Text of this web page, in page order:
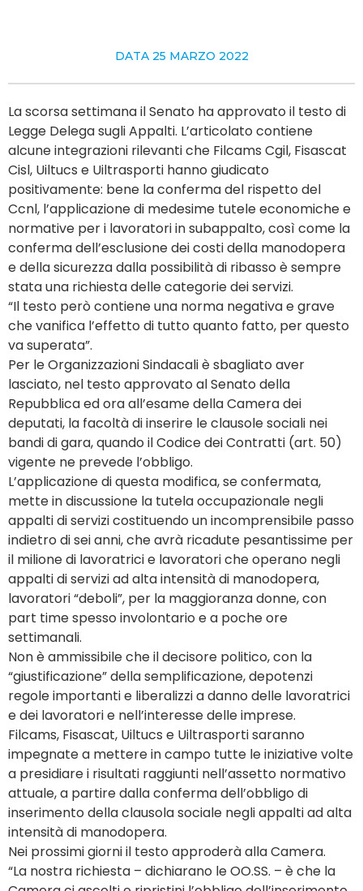
DATA 25 MARZO 2022
La scorsa settimana il Senato ha approvato il testo di
Legge Delega sugli Appalti. L’articolato contiene
alcune integrazioni rilevanti che Filcams Cgil, Fisascat
Cisl, Uiltucs e Uiltrasporti hanno giudicato
positivamente: bene la conferma del rispetto del
Ccnl, l’applicazione di medesime tutele economiche e
normative per i lavoratori in subappalto, così come la
conferma dell’esclusione dei costi della manodopera
e della sicurezza dalla possibilità di ribasso è sempre
stata una richiesta delle categorie dei servizi.
“Il testo però contiene una norma negativa e grave
che vanifica l’effetto di tutto quanto fatto, per questo
va superata”.
Per le Organizzazioni Sindacali è sbagliato aver
lasciato, nel testo approvato al Senato della
Repubblica ed ora all’esame della Camera dei
deputati, la facoltà di inserire le clausole sociali nei
bandi di gara, quando il Codice dei Contratti (art. 50)
vigente ne prevede l’obbligo.
L’applicazione di questa modifica, se confermata,
mette in discussione la tutela occupazionale negli
appalti di servizi costituendo un incomprensibile passo
indietro di sei anni, che avrà ricadute pesantissime per
il milione di lavoratrici e lavoratori che operano negli
appalti di servizi ad alta intensità di manodopera,
lavoratori “deboli”, per la maggioranza donne, con
part time spesso involontario e a poche ore
settimanali.
Non è ammissibile che il decisore politico, con la
“giustificazione” della semplificazione, depotenzi
regole importanti e liberalizzi a danno delle lavoratrici
e dei lavoratori e nell’interesse delle imprese.
Filcams, Fisascat, Uiltucs e Uiltrasporti saranno
impegnate a mettere in campo tutte le iniziative volte
a presidiare i risultati raggiunti nell’assetto normativo
attuale, a partire dalla conferma dell’obbligo di
inserimento della clausola sociale negli appalti ad alta
intensità di manodopera.
Nei prossimi giorni il testo approderà alla Camera.
“La nostra richiesta – dichiarano le OO.SS. – è che la